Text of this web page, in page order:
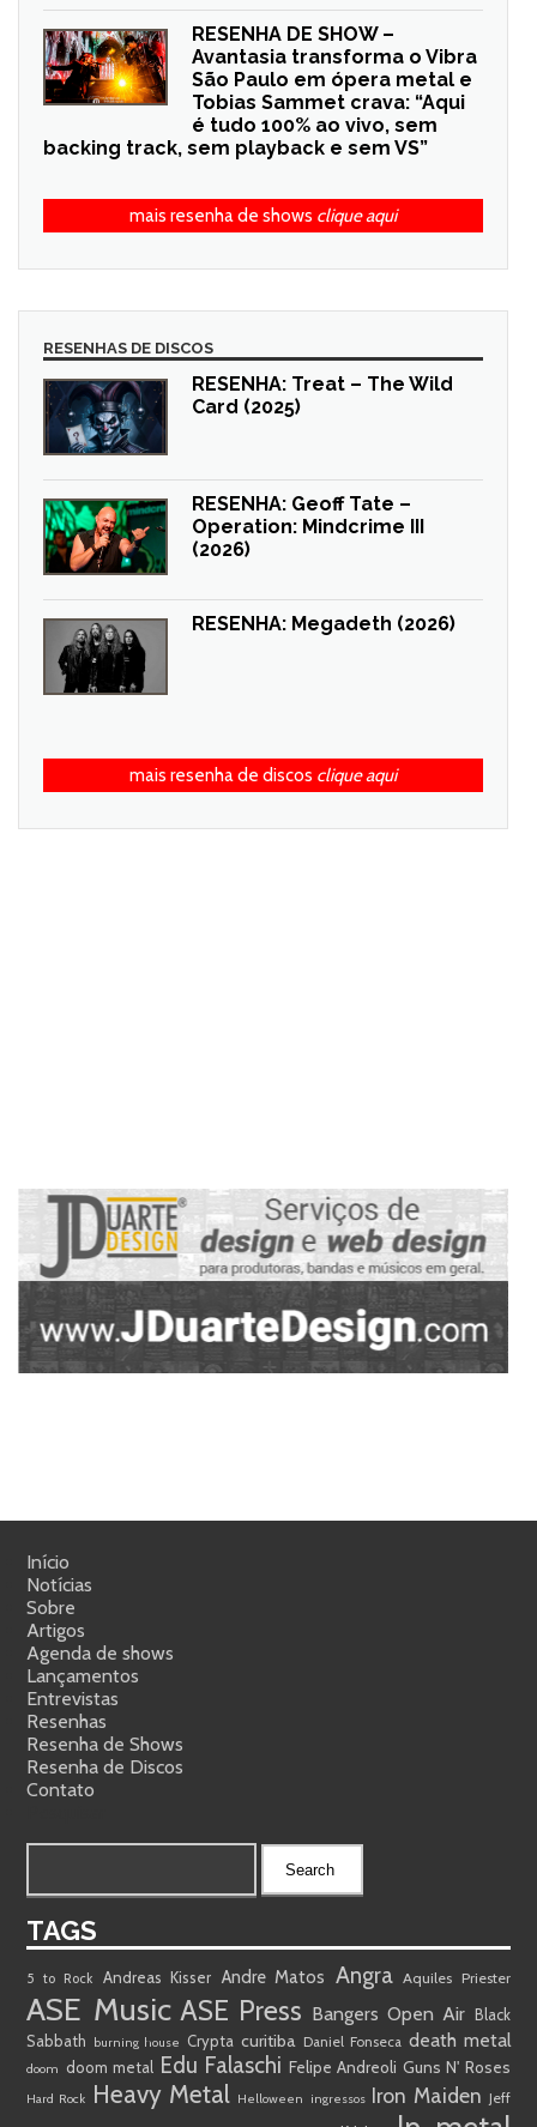
RESENHA DE SHOW –
Avantasia transforma o Vibra
São Paulo em ópera metal e
Tobias Sammet crava: “Aqui
é tudo 100% ao vivo, sem
backing track, sem playback e sem VS”
mais resenha de shows clique aqui
RESENHAS DE DISCOS
RESENHA: Treat – The Wild
Card (2025)
RESENHA: Geoff Tate –
Operation: Mindcrime III
(2026)
RESENHA: Megadeth (2026)
mais resenha de discos clique aqui
Início
Notícias
Sobre
Artigos
Agenda de shows
Lançamentos
Entrevistas
Resenhas
Resenha de Shows
Resenha de Discos
Contato
TAGS
5 to Rock Andreas Kisser Andre Matos Angra Aquiles Priester
ASE Music ASE Press Bangers Open Air Black
Sabbath
burning house Crypta curitiba Daniel Fonseca death metal
doom doom metal Edu Falaschi Felipe Andreoli Guns N' Roses
Hard Rock Heavy Metal Helloween ingressos Iron Maiden Jeff